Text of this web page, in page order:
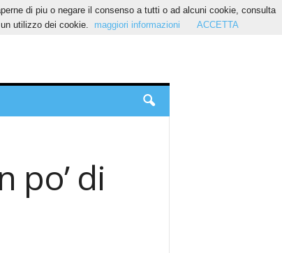
po’ di
di piu o negare il consenso a tutti o ad alcuni cookie, consulta
utilizzo dei cookie.
maggiori informazioni ACCETTA